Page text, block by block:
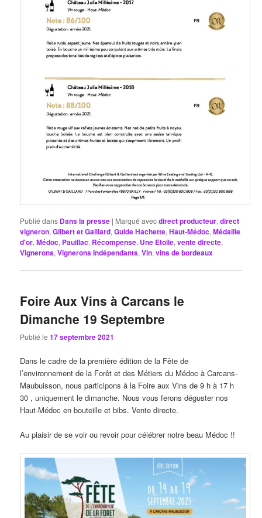
Publié dans Dans la presse | Marqué avecdirect producteur,direct
vigneron,Gilbert et Gaillard,Guide Hachette,Haut-Médoc,Médaille
d'or,Médoc, Pauillac, Récompense, Une Etoile,vente directe,
Vignerons,Vignerons Indépendants,Vin,vins de bordeaux
Foire Aux Vins à Carcans le
Dimanche 19 Septembre
Publié le17 septembre 2021
Dans le cadre de la première édition de la Fête de
l’environnement de la Forêt et des Métiers du Médoc à Carcans-
Maubuisson, nous participons à la Foire aux Vins de 9 h à 17 h
30 , uniquement le dimanche. Nous vous ferons déguster nos
Haut-Médoc en bouteille et bibs. Vente directe.
Au plaisir de se voir ou revoir pour célébrer notre beau Médoc !!